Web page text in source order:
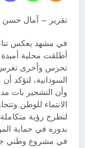
تقرير – آمال حسن
في مشهد يعكس
أطلقت محلية
تحرس وأخرى
السودانية، لتؤكد
وأن التشجير بات
الانتماء
لتطرح رؤية
بدوره في حماية
في مشروع وطني